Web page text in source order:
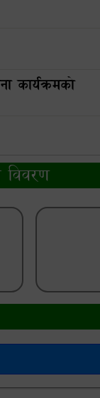
कार्यक्रमको